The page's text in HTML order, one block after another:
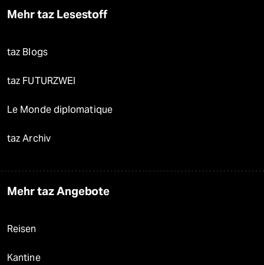
Mehr taz Lesestoff
taz Blogs
taz FUTURZWEI
Le Monde diplomatique
taz Archiv
Mehr taz Angebote
Reisen
Kantine